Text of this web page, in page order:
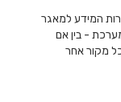
המידע למאגר
- בין אם
מקור אחר